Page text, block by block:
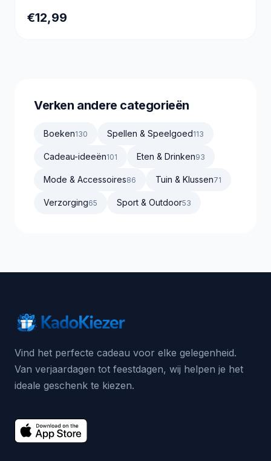
€12,99
Verken andere categorieën
Boeken130 Spellen & Speelgoed113
Cadeau-ideeën101 Eten & Drinken93
Mode & Accessoires86 Tuin & Klussen71
Verzorging65 Sport & Outdoor53
Vind het perfecte cadeau voor elke gelegenheid.
Van verjaardagen tot feestdagen, wij helpen je het
ideale geschenk te kiezen.